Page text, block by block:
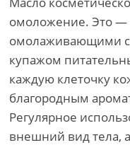
омоложение. Это —
омолаживающими
купажом
каждую клеточку
благородным
Регулярное
внешний вид тела,